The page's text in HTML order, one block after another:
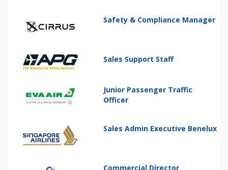
Safety & Compliance Manager
Sales Support Staff
Junior Passenger Traffic
Officer
Sales Admin Executive Benelux
Commercial Director